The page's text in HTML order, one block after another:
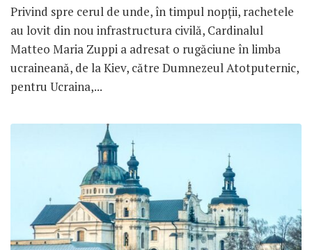
Privind spre cerul de unde, în timpul nopții, rachetele
au lovit din nou infrastructura civilă, Cardinalul
Matteo Maria Zuppi a adresat o rugăciune în limba
ucraineană, de la Kiev, către Dumnezeul Atotputernic,
pentru Ucraina,...